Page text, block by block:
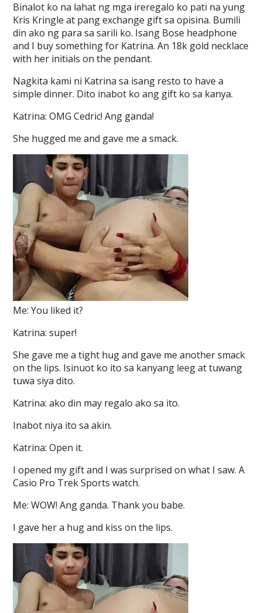
Binalot ko na lahat ng mga ireregalo ko pati na yung
Kris Kringle at pang exchange gift sa opisina. Bumili
din ako ng para sa sarili ko. Isang Bose headphone
and I buy something for Katrina. An 18k gold necklace
with her initials on the pendant.
Nagkita kami ni Katrina sa isang resto to have a
simple dinner. Dito inabot ko ang gift ko sa kanya.
Katrina: OMG Cedric! Ang ganda!
She hugged me and gave me a smack.
Me: You liked it?
Katrina: super!
She gave me a tight hug and gave me another smack
on the lips. Isinuot ko ito sa kanyang leeg at tuwang
tuwa siya dito.
Katrina: ako din may regalo ako sa ito.
Inabot niya ito sa akin.
Katrina: Open it.
I opened my gift and I was surprised on what I saw. A
Casio Pro Trek Sports watch.
Me: WOW! Ang ganda. Thank you babe.
I gave her a hug and kiss on the lips.